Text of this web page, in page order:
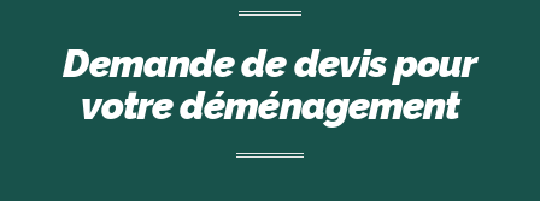
Demande de devis pour
votre déménagement